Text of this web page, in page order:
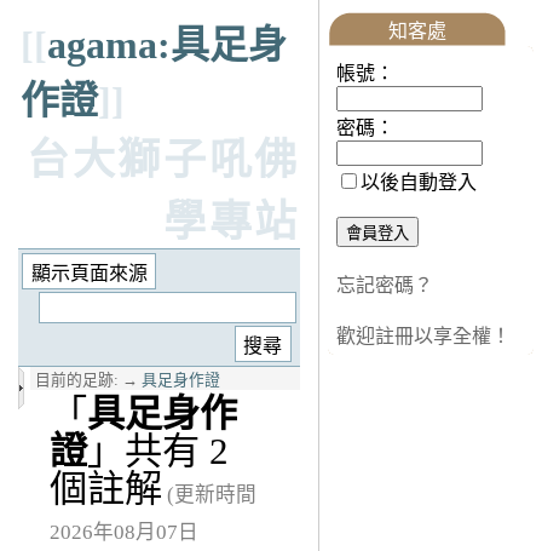
[[agama:具足身
作證]]
台大獅子吼佛
學專站
目前的足跡: → 具足身作證
「 具足身作
證」共有 2
個註解 (更新時間
2026年08月07日
知客處
帳號：
密碼：
以後自動登入
忘記密碼？
歡迎註冊以享全權！